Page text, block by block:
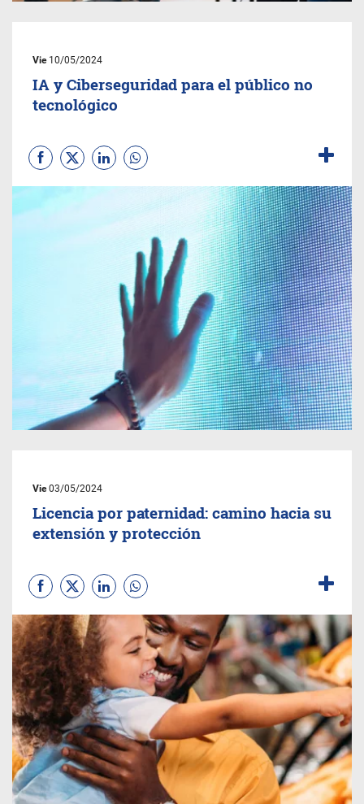
Vie10/05/2024
IA y Ciberseguridad para el público no
tecnológico
Vie03/05/2024
Licencia por paternidad: camino hacia su
extensión y protección